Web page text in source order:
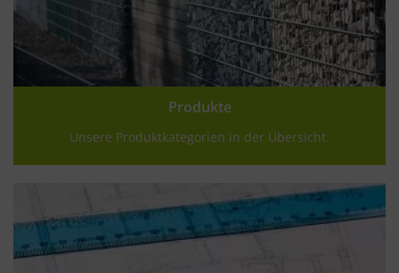
Produkte
Unsere Produktkategorien in der Übersicht.